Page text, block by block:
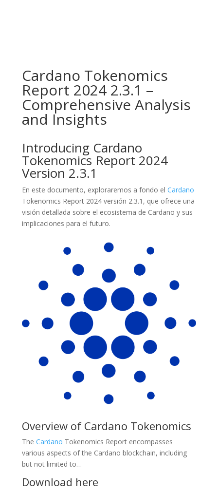
Cardano Tokenomics
Report 2024 2.3.1 –
Comprehensive Analysis
and Insights
Introducing Cardano
Tokenomics Report 2024
Version 2.3.1
En este documento, exploraremos a fondo el Cardano
Tokenomics Report 2024 versión 2.3.1, que ofrece una
visión detallada sobre el ecosistema de Cardano y sus
implicaciones para el futuro.
Overview of Cardano Tokenomics
The Cardano Tokenomics Report encompasses
various aspects of the Cardano blockchain, including
but not limited to…
Download here